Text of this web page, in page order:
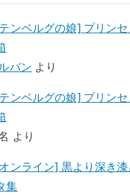
ンベルグの娘] プリン
バン より
ンベルグの娘] プリン
より
ンライン] 黒より深き
集